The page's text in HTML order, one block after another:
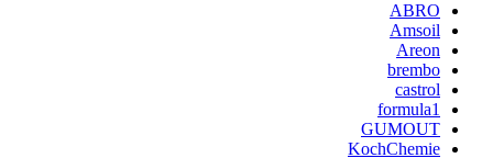
ABRO
Amsoil
Areon
brembo
castrol
formula1
GUMOUT
KochChemie